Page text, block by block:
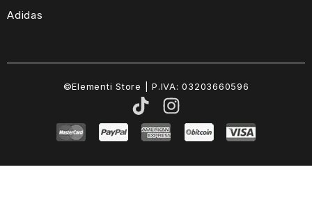
Adidas
©Elementi Store | P.IVA: 03203660596